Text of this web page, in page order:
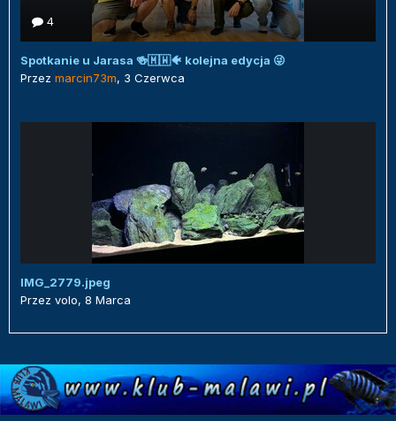
4
Spotkanie u Jarasa 🍻🇲🇼🐠 kolejna edycja 😜
Przez marcin73m, 3 Czerwca
IMG_2779.jpeg
Przez volo, 8 Marca